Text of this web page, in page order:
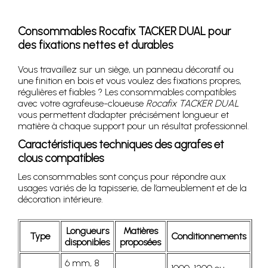
Consommables Rocafix TACKER DUAL pour
des fixations nettes et durables
Vous travaillez sur un siège, un panneau décoratif ou
une finition en bois et vous voulez des fixations propres,
régulières et fiables ? Les consommables compatibles
avec votre agrafeuse-cloueuse Rocafix TACKER DUAL
vous permettent d’adapter précisément longueur et
matière à chaque support pour un résultat professionnel.
Caractéristiques techniques des agrafes et
clous compatibles
Les consommables sont conçus pour répondre aux
usages variés de la tapisserie, de l’ameublement et de la
décoration intérieure.
Type
Longueurs
disponibles
Matières
proposées
Conditionnements
6 mm, 8